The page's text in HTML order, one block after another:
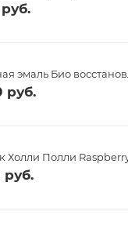
эмаль Био
руб.
Холли Полли
руб.